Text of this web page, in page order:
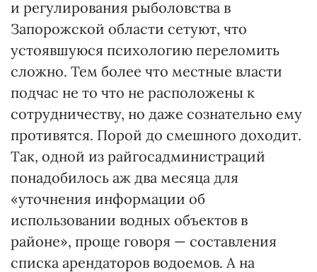
и регулирования рыболовства в
Запорожской области сетуют, что
устоявшуюся психологию переломить
сложно. Тем более что местные власти
подчас не то что не расположены к
сотрудничеству, но даже сознательно ему
противятся. Порой до смешного доходит.
Так, одной из райгосадминистраций
понадобилось аж два месяца для
«уточнения информации об
использовании водных объектов в
районе», проще говоря — составления
списка арендаторов водоемов. А на